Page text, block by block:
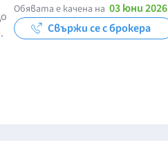
Обявата е качена на 03 юни 2026
Свържи се с брокера